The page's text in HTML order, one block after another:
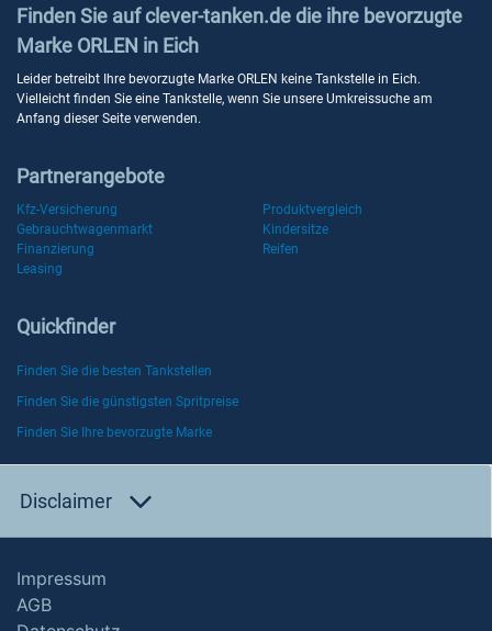
Finden Sie auf clever-tanken.de die ihre bevorzugte
Marke ORLEN in Eich
Leider betreibt Ihre bevorzugte Marke ORLEN keine Tankstelle in Eich.
Vielleicht finden Sie eine Tankstelle, wenn Sie unsere Umkreissuche am
Anfang dieser Seite verwenden.
Partnerangebote
Kfz-Versicherung
Produktvergleich
Gebrauchtwagenmarkt
Kindersitze
Finanzierung
Reifen
Leasing
Quickfinder
Finden Sie die besten Tankstellen
Finden Sie die günstigsten Spritpreise
Finden Sie Ihre bevorzugte Marke
Disclaimer
Impressum
AGB